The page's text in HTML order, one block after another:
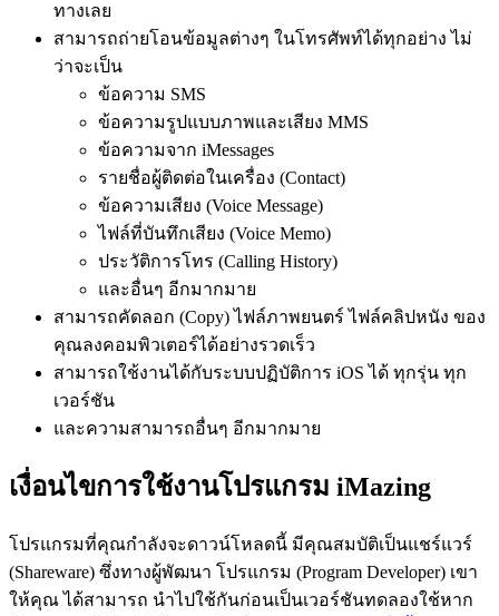
ทางเลย
สามารถถ่ายโอนข้อมูลต่างๆ ในโทรศัพท์ได้ทุกอย่าง ไม่
ว่าจะเป็น
ข้อความ SMS
ข้อความรูปแบบภาพและเสียง MMS
ข้อความจาก iMessages
รายชื่อผู้ติดต่อในเครื่อง (Contact)
ข้อความเสียง (Voice Message)
ไฟล์ที่บันทึกเสียง (Voice Memo)
ประวัติการโทร (Calling History)
และอื่นๆ อีกมากมาย
สามารถคัดลอก (Copy) ไฟล์ภาพยนตร์ ไฟล์คลิปหนัง ของ
คุณลงคอมพิวเตอร์ได้อย่างรวดเร็ว
สามารถใช้งานได้กับระบบปฏิบัติการ iOS ได้ ทุกรุ่น ทุก
เวอร์ชัน
และความสามารถอื่นๆ อีกมากมาย
เงื่อนไขการใช้งานโปรแกรม iMazing
โปรแกรมที่คุณกำลังจะดาวน์โหลดนี้ มีคุณสมบัติเป็นแชร์แวร์
(Shareware) ซึ่งทางผู้พัฒนา โปรแกรม (Program Developer) เขา
ให้คุณ ได้สามารถ นำไปใช้กันก่อนเป็นเวอร์ชันทดลองใช้หาก